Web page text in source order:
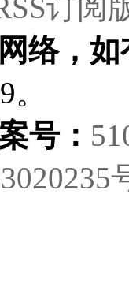
订阅
络，
号：